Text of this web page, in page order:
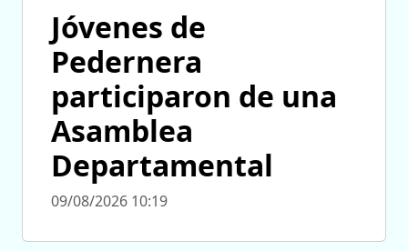
Jóvenes de
Pedernera
participaron de una
Asamblea
Departamental
09/08/2026 10:19